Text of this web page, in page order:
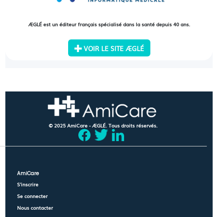
ÆGLÉ est un éditeur français spécialisé dans la santé depuis 40 ans.
VOIR LE SITE ÆGLÉ
© 2025 AmiCare - ÆGLÉ. Tous droits réservés.
AmiCare
S'inscrire
Se connecter
Nous contacter